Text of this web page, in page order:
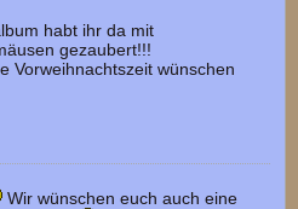
habt ihr da mit
gezaubert!!!
Vorweihnachtszeit wünschen
Wir wünschen euch auch eine